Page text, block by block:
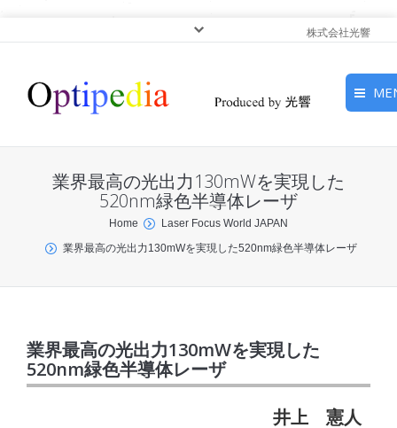
株式会社光響
ピックアップ
サービス
業界最高の光出力130mWを実現した
520nm緑色半導体レーザ
You are here:Home
Laser Focus World JAPAN
業界最高の光出力130mWを実現した520nm緑色半導体レーザ
業界最高の光出力130mWを実現した
520nm緑色半導体レーザ
井上 憲人